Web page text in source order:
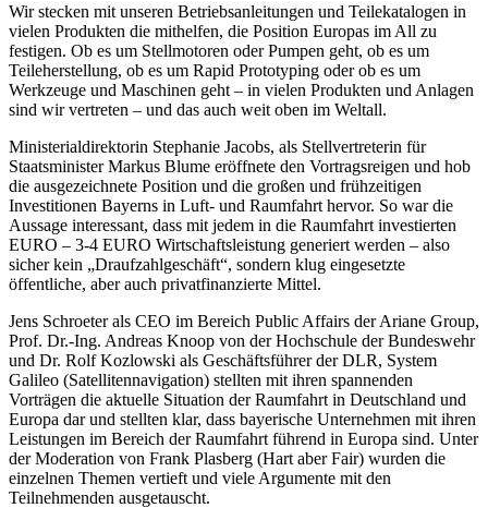
Wir stecken mit unseren Betriebsanleitungen und Teilekatalogen in
vielen Produkten die mithelfen, die Position Europas im All zu
festigen. Ob es um Stellmotoren oder Pumpen geht, ob es um
Teileherstellung, ob es um Rapid Prototyping oder ob es um
Werkzeuge und Maschinen geht – in vielen Produkten und Anlagen
sind wir vertreten – und das auch weit oben im Weltall.
Ministerialdirektorin Stephanie Jacobs, als Stellvertreterin für
Staatsminister Markus Blume eröffnete den Vortragsreigen und hob
die ausgezeichnete Position und die großen und frühzeitigen
Investitionen Bayerns in Luft- und Raumfahrt hervor. So war die
Aussage interessant, dass mit jedem in die Raumfahrt investierten
EURO – 3-4 EURO Wirtschaftsleistung generiert werden – also
sicher kein „Draufzahlgeschäft“, sondern klug eingesetzte
öffentliche, aber auch privatfinanzierte Mittel.
Jens Schroeter als CEO im Bereich Public Affairs der Ariane Group,
Prof. Dr.-Ing. Andreas Knoop von der Hochschule der Bundeswehr
und Dr. Rolf Kozlowski als Geschäftsführer der DLR, System
Galileo (Satellitennavigation) stellten mit ihren spannenden
Vorträgen die aktuelle Situation der Raumfahrt in Deutschland und
Europa dar und stellten klar, dass bayerische Unternehmen mit ihren
Leistungen im Bereich der Raumfahrt führend in Europa sind. Unter
der Moderation von Frank Plasberg (Hart aber Fair) wurden die
einzelnen Themen vertieft und viele Argumente mit den
Teilnehmenden ausgetauscht.